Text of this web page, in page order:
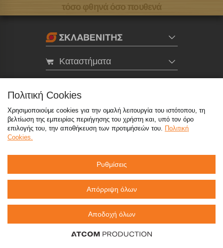
τόσο φθηνά όσο πουθενά
Καταστήματα
800 117 7777 (μόνο από σταθερό, χωρίς χρέωση),
214 100 9999 (αστική χρέωση)
©2026 Όροι Χρήσης Πολιτική Απορρήτου
Πολιτική Cookies CCTV
Πολιτική Cookies
Χρησιμοποιούμε cookies για την ομαλή λειτουργία του ιστότοπου, τη
βελτίωση της εμπειρίας περιήγησης του χρήστη και, υπό τον όρο
επιλογής του, την αποθήκευση των προτιμήσεών του. Πολιτική
Cookies.
Ρυθμίσεις
Απόρριψη όλων
Αποδοχή όλων